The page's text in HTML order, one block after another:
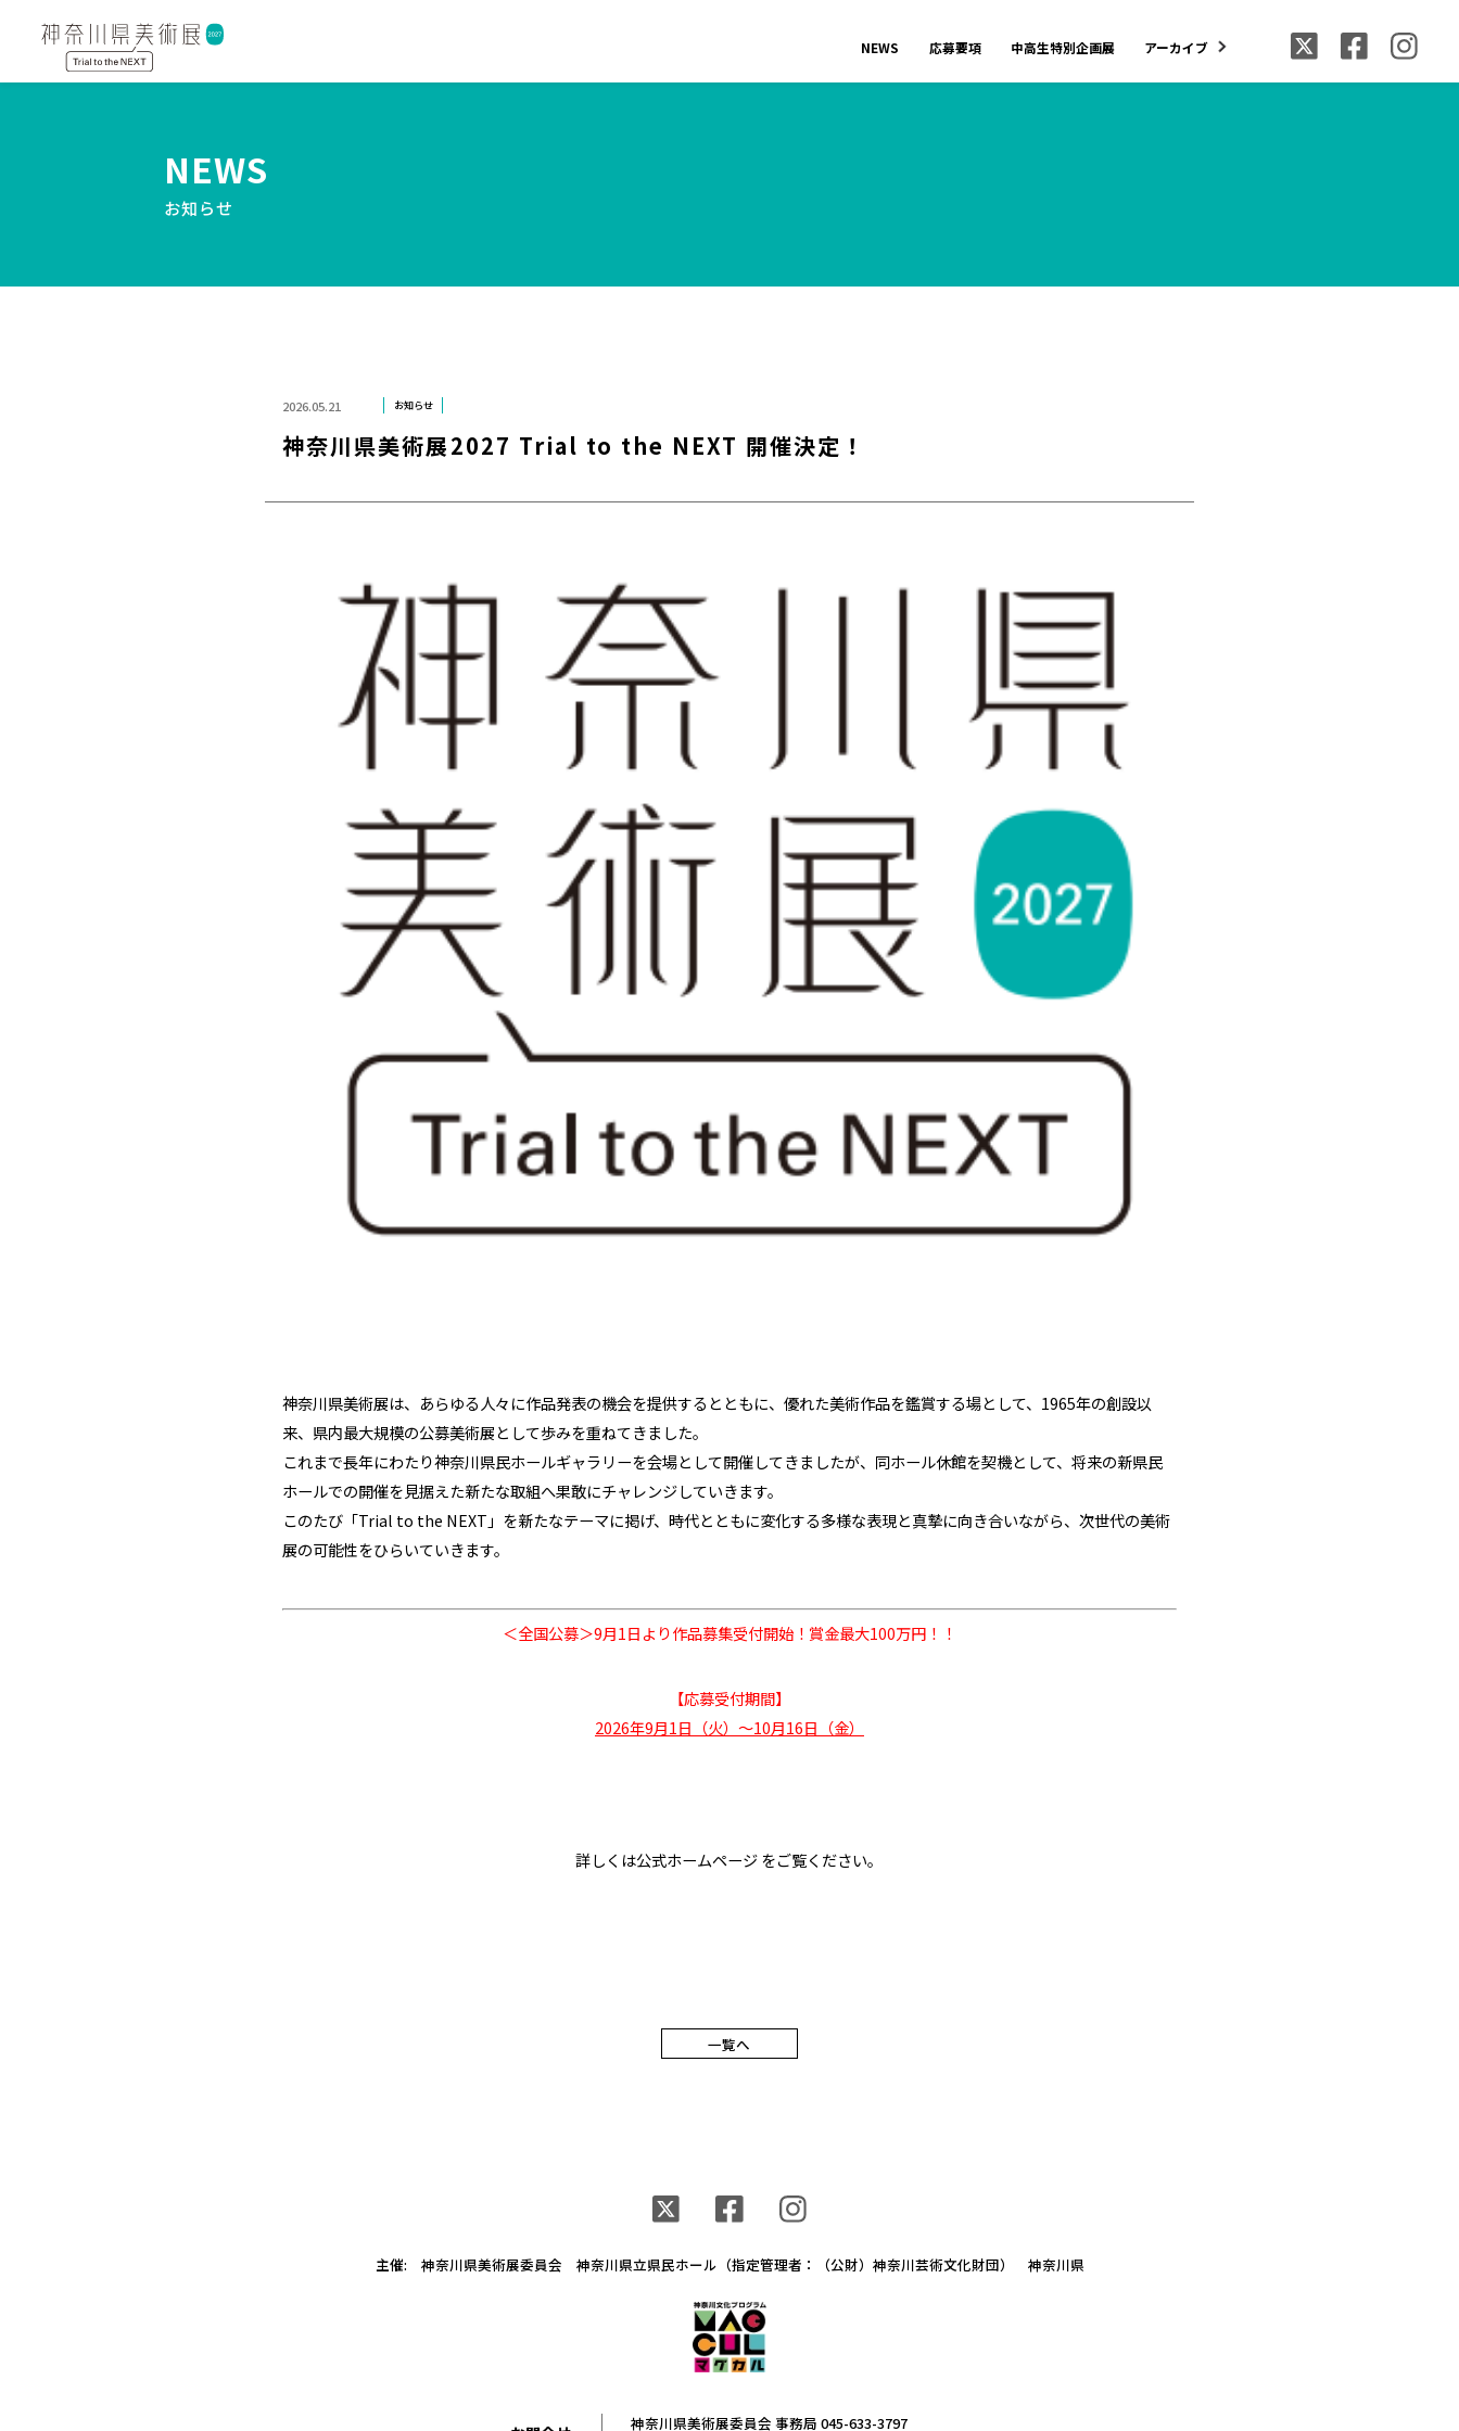
NEWS 応募要項 中高生特別企画展 アーカイブ
NEWS
お知らせ
2026.05.21 お知らせ
神奈川県美術展2027 Trial to the NEXT 開催決定！
神奈川県美術展は、あらゆる人々に作品発表の機会を提供するとともに、優れた美術作品を鑑賞する場として、1965年の創設以
来、県内最大規模の公募美術展として歩みを重ねてきました。
これまで長年にわたり神奈川県民ホールギャラリーを会場として開催してきましたが、同ホール休館を契機として、将来の新県民
ホールでの開催を見据えた新たな取組へ果敢にチャレンジしていきます。
このたび 「Trial to the NEXT」 を新たなテーマに掲げ、時代とともに変化する多様な表現と真摯に向き合いながら、次世代の美術
展の可能性をひらいていきます。
＜全国公募＞9月1日より作品募集受付開始！賞金最大100万円！！
【応募受付期間】
2026年9月1日（火）～10月16日（金）
詳しくは公式ホームページ をご覧ください。
一覧へ
主催: 神奈川県美術展委員会 神奈川県⽴県⺠ホール （指定管理者：（公財）神奈川芸術文化財団） 神奈川県
神奈川県美術展委員会 事務局 045-633-3797